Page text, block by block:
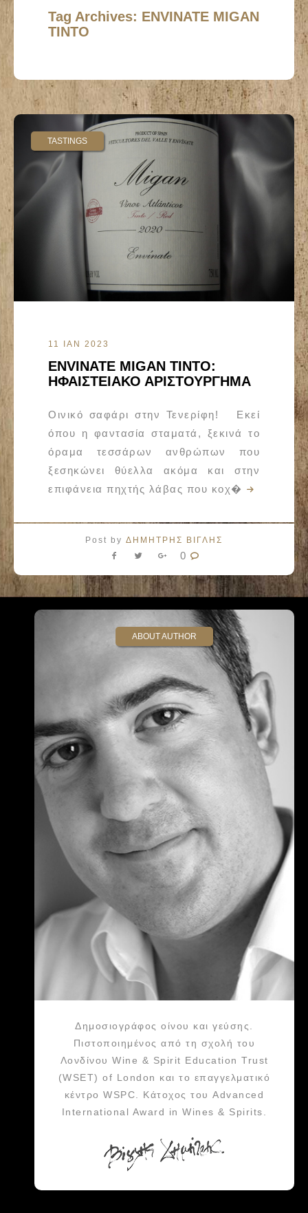
Tag Archives: ENVINATE MIGAN
TINTO
TASTINGS
11 ΙΑΝ 2023
ENVINATE MIGAN TINTO:
ΗΦΑΙΣΤΕΙΑΚΟ ΑΡΙΣΤΟΥΡΓΗΜΑ
Οινικό σαφάρι στην Τενερίφη! Εκεί
όπου η φαντασία σταματά, ξεκινά το
όραμα τεσσάρων ανθρώπων που
ξεσηκώνει θύελλα ακόμα και στην
επιφάνεια πηχτής λάβας που κοχ�
Post by ΔΗΜΗΤΡΗΣ ΒΙΓΛΗΣ
0
ABOUT AUTHOR
Δημοσιογράφος οίνου και γεύσης.
Πιστοποιημένος από τη σχολή του
Λονδίνου Wine & Spirit Education Trust
(WSET) of London και το επαγγελματικό
κέντρο WSPC. Κάτοχος του Advanced
International Award in Wines & Spirits.